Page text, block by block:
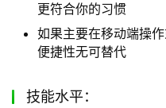
更符合你的习惯
如果主要在移动端操
便捷性无可替代
技能水平：